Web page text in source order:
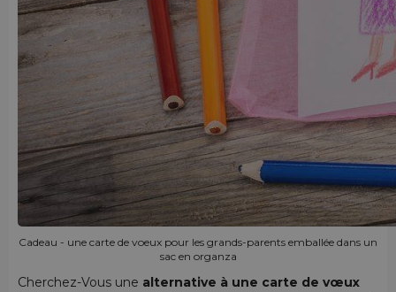
Cadeau - une carte de voeux pour les grands-parents emballée dans un
sac en organza
Cherchez-Vous une alternative à une carte de vœux